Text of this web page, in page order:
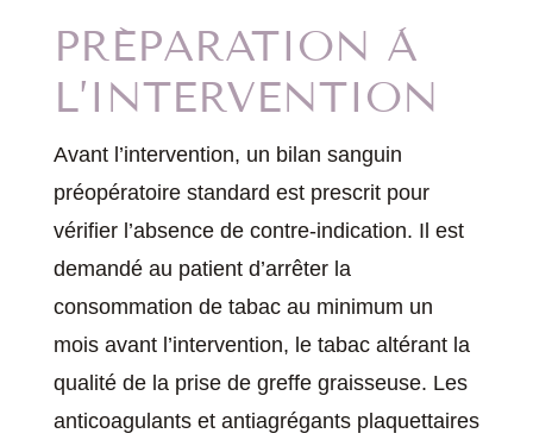
PRÉPARATION À
L’INTERVENTION
Avant l’intervention, un bilan sanguin
préopératoire standard est prescrit pour
vérifier l’absence de contre-indication. Il est
demandé au patient d’arrêter la
consommation de tabac au minimum un
mois avant l’intervention, le tabac altérant la
qualité de la prise de greffe graisseuse. Les
anticoagulants et antiagrégants plaquettaires